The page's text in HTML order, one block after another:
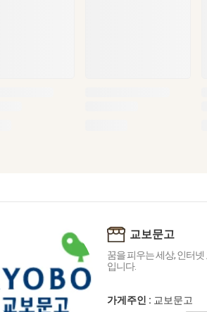
교보문고
꿈을 피우는 세상, 인터넷
입니다.
가게주인 : 교보문고